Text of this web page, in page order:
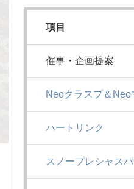
項目
催事・企画提案
Neoクラスプ＆Neo
ハートリンク
スノープレシャス